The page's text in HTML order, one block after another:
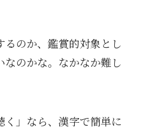
のか、鑑賞的対象とし
のかな。なかなか難し
く」なら、漢字で簡単に